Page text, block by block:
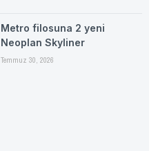
Metro filosuna 2 yeni
Neoplan Skyliner
Temmuz 30, 2026